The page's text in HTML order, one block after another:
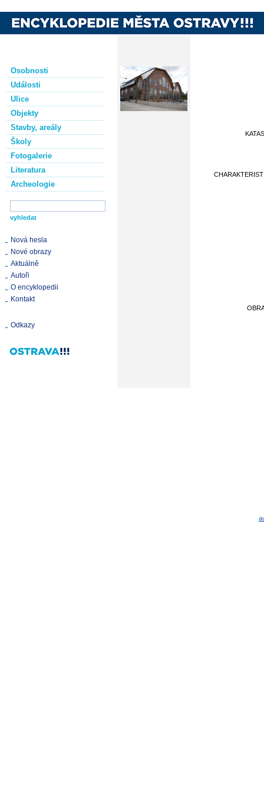
Osobnosti
Události
Ulice
Objekty
Stavby, areály
Školy
Fotogalerie
Literatura
Archeologie
Nová hesla
Nové obrazy
Aktuálně
Autoři
O encyklopedii
Kontakt
Odkazy